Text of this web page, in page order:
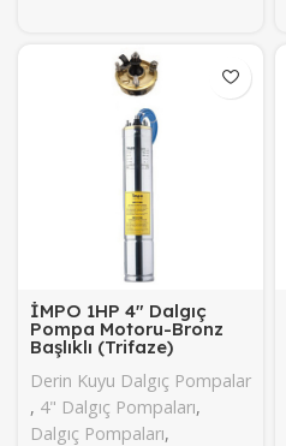
İMPO 1HP 4″ Dalgıç
Pompa Motoru-Bronz
Başlıklı (Trifaze)
Derin Kuyu Dalgıç Pompalar
, 4" Dalgıç Pompaları,
Dalgıç Pompaları,